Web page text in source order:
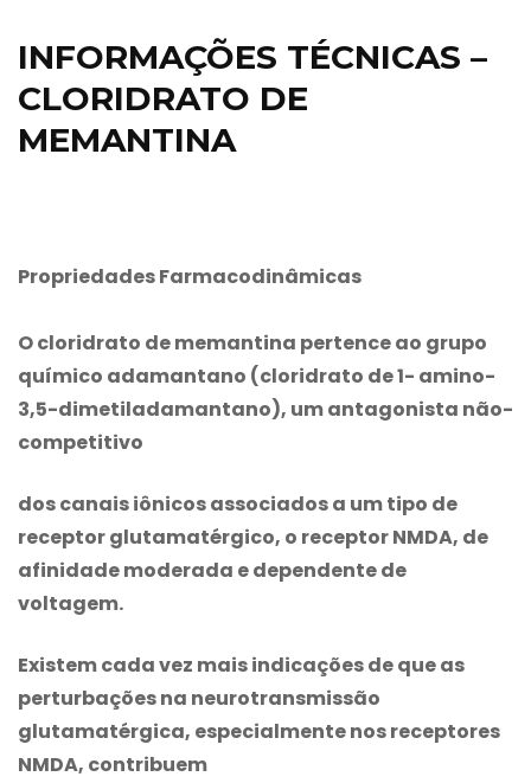
INFORMAÇÕES TÉCNICAS –
CLORIDRATO DE
MEMANTINA
Propriedades Farmacodinâmicas
Ocloridrato de memantina pertence ao grupo
químico adamantano (cloridrato de 1- amino-
3,5-dimetiladamantano), um antagonista não-
competitivo
dos canais iônicos associados a um tipo de
receptor glutamatérgico, o receptor NMDA, de
afinidade moderada e dependente de
voltagem.
Existem cada vez mais indicações de que as
perturbações na neurotransmissão
glutamatérgica, especialmente nos receptores
NMDA, contribuem